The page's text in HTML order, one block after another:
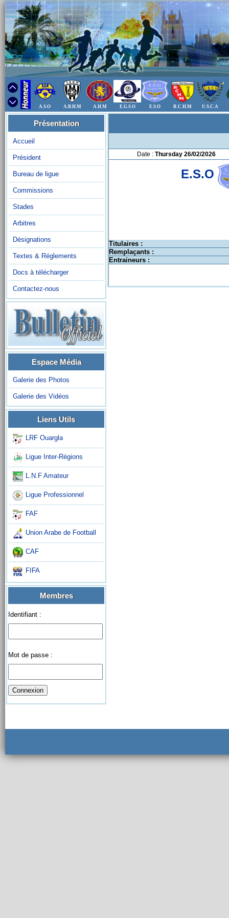
A.S.O A.B.H.M A.H.M E.G.S.O E.S.O R.C.H.M U.S.C.A
Présentation
Accueil
Président
Bureau de ligue
Commissions
Stades
Arbitres
Désignations
Textes & Réglements
Docs à télécharger
Contactez-nous
Espace Média
Galerie des Photos
Galerie des Vidéos
Liens Utils
LRF Ouargla
Ligue Inter-Régions
L.N.F Amateur
Ligue Professionnel
FAF
Union Arabe de Football
CAF
FIFA
Membres
Identifiant :
Mot de passe :
Date : Thursday 26/02/2026
E.S.O
Titulaires :
Remplaçants :
Entraineurs :